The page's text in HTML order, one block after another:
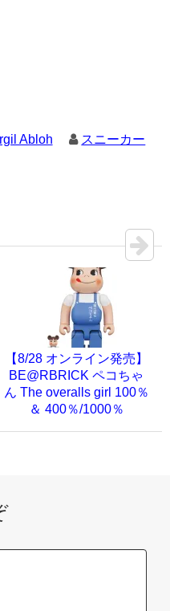
Abloh
スニーカー
【8/28 オンライン発売】
BE@RBRICK ペコちゃ
ん The overalls girl 100％
＆ 400％/1000％